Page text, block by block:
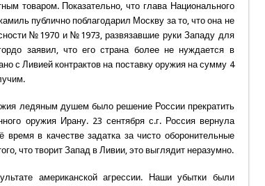
товаром. Показательно, что глава Национального
публично поблагодарил Москву за то, что она не
№1970 и №1973, развязавшие руки Западу для
заявил, что его страна более не нуждается в
с Ливией контрактов на поставку оружия на сумму 4
ледяным душем было решение России прекратить
оружия Ирану. 23 сентября с.г. Россия вернула
в качестве задатка за чисто оборонительные
что творит Запад в Ливии, это выглядит неразумно.
американской агрессии. Наши убытки были